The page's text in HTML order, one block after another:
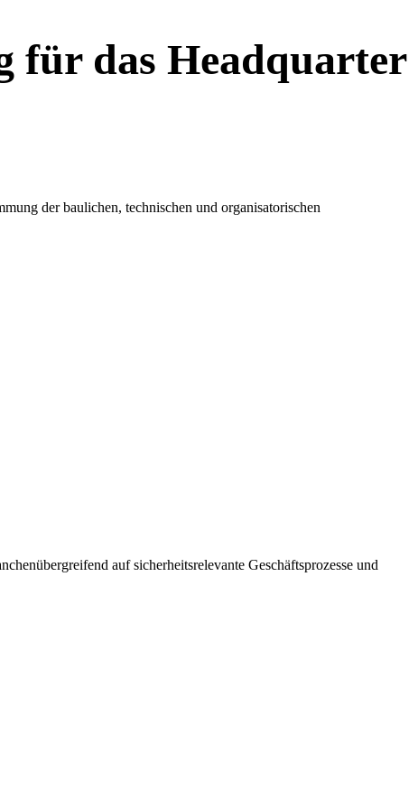
für das Headquarter
der baulichen, technischen und organisatorischen
auf sicherheits­relevante Geschäfts­prozesse und